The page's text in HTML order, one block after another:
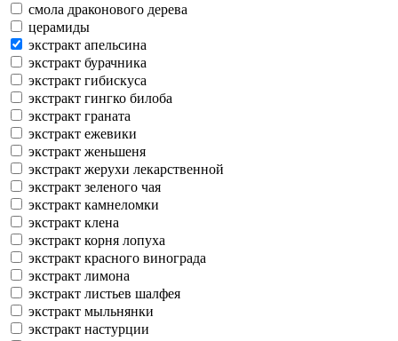
смола драконового дерева
церамиды
экстракт апельсина
экстракт бурачника
экстракт гибискуса
экстракт гингко билоба
экстракт граната
экстракт ежевики
экстракт женьшеня
экстракт жерухи лекарственной
экстракт зеленого чая
экстракт камнеломки
экстракт клена
экстракт корня лопуха
экстракт красного винограда
экстракт лимона
экстракт листьев шалфея
экстракт мыльнянки
экстракт настурции